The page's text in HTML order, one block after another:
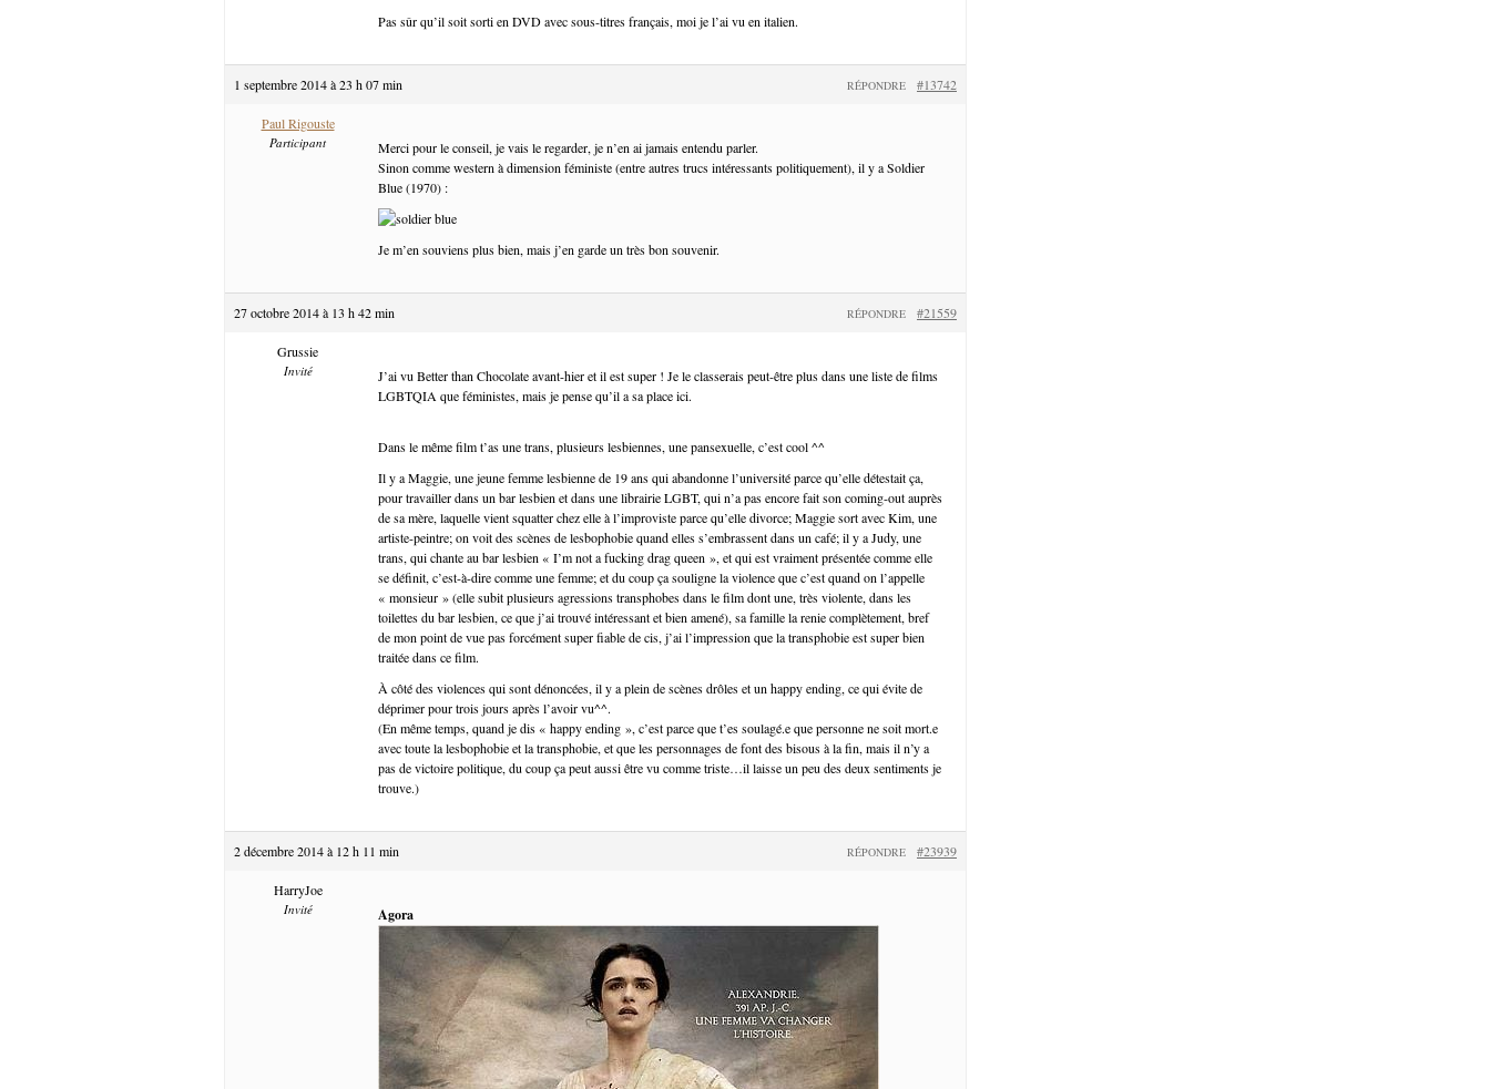
Pas sûr qu’il soit sorti en DVD avec sous-titres français, moi je l’ai vu en italien.
1 septembre 2014 à 23 h 07 min #13742
RÉPONDRE
Paul Rigouste
Participant
Merci pour le conseil, je vais le regarder, je n’en ai jamais entendu parler.
Sinon comme western à dimension féministe (entre autres trucs intéressants politiquement), il y a Soldier
Blue (1970) :
Je m’en souviens plus bien, mais j’en garde un très bon souvenir.
27 octobre 2014 à 13 h 42 min #21559
RÉPONDRE
Grussie
Invité
J’ai vu Better than Chocolate avant-hier et il est super ! Je le classerais peut-être plus dans une liste de films
LGBTQIA que féministes, mais je pense qu’il a sa place ici.
Dans le même film t’as une trans, plusieurs lesbiennes, une pansexuelle, c’est cool ^^
Il y a Maggie, une jeune femme lesbienne de 19 ans qui abandonne l’université parce qu’elle détestait ça,
pour travailler dans un bar lesbien et dans une librairie LGBT, qui n’a pas encore fait son coming-out auprès
de sa mère, laquelle vient squatter chez elle à l’improviste parce qu’elle divorce; Maggie sort avec Kim, une
artiste-peintre; on voit des scènes de lesbophobie quand elles s’embrassent dans un café; il y a Judy, une
trans, qui chante au bar lesbien « I’m not a fucking drag queen », et qui est vraiment présentée comme elle
se définit, c’est-à-dire comme une femme; et du coup ça souligne la violence que c’est quand on l’appelle
« monsieur » (elle subit plusieurs agressions transphobes dans le film dont une, très violente, dans les
toilettes du bar lesbien, ce que j’ai trouvé intéressant et bien amené), sa famille la renie complètement, bref
de mon point de vue pas forcément super fiable de cis, j’ai l’impression que la transphobie est super bien
traitée dans ce film.
À côté des violences qui sont dénoncées, il y a plein de scènes drôles et un happy ending, ce qui évite de
déprimer pour trois jours après l’avoir vu^^.
(En même temps, quand je dis « happy ending », c’est parce que t’es soulagé.e que personne ne soit mort.e
avec toute la lesbophobie et la transphobie, et que les personnages de font des bisous à la fin, mais il n’y a
pas de victoire politique, du coup ça peut aussi être vu comme triste…il laisse un peu des deux sentiments je
trouve.)
2 décembre 2014 à 12 h 11 min #23939
RÉPONDRE
HarryJoe
Invité Agora